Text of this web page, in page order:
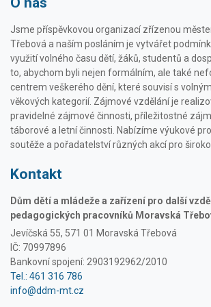
Jsme příspěvkovou organizací zřízenou
Třebová a naším posláním je vytvářet
využití volného času dětí, žáků, studentů a
to, abychom byli nejen formálním, ale také
centrem veškerého dění, které souvisí s
věkových kategorií. Zájmové vzdělání je
pravidelné zájmové činnosti, příležitostné
táborové a letní činnosti. Nabízíme výukové
soutěže a pořadatelství různých akcí pro
Kontakt
Dům dětí a mládeže a zařízení pro další
pedagogických pracovníků Moravská
Jevíčská 55, 571 01 Moravská Třebová
IČ: 70997896
Bankovní spojení: 2903192962/2010
Tel.: 461 316 786
info@ddm-mt.cz